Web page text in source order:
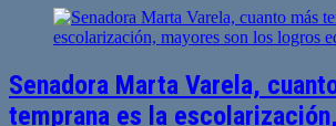
Senadora Marta Varela,
temprana es la